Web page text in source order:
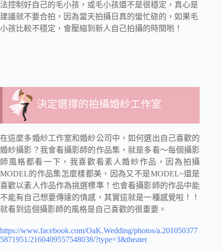
法控制好自己的毛小孩，或毛小孩還不是很穩定，真心是
建議就不要合拍，因為當天拍攝日真的蠻忙碌的，如果毛
小孩比較不穩定，會壓縮到新人自己拍攝的時間喲！
決定選擇的拍攝婚紗工作室
在這麼多婚紗工作室和婚紗公司中，如何選出自己喜歡的
婚紗攝影？我會看攝影師的作品集，就是多看～每個攝影
師風格都看一下，我喜歡看素人婚紗作品，因為拍攝
MODEL的作品集怎麼樣都美，因為又不是MODEL~還是
喜歡以素人作品作為挑選標準！也會看攝影師的作品中能
不能有自己想要傳達的情感，其實這就是一種感覺啦！！
就看到這個攝影師的風格是自己喜歡的很重要。
https://www.facebook.com/OaK.Wedding/photos/a.201050377
5871951/2160409557548038/?type=3&theater